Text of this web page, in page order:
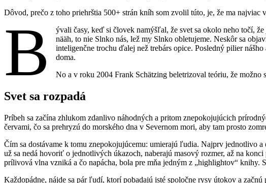
Dôvod, prečo z toho priehrštia 500+ strán kníh som zvolil túto, je, že ma najviac
B
ývali časy, keď si človek namýšľal, že svet sa okolo neho točí,
nääh, to nie Slnko nás, lež my Slnko obletujeme. Neskôr sa
inteligenčne trochu ďalej než trebárs opice. Posledný pilier
doma.
No a v roku 2004 Frank Schätzing beletrizoval teóriu, že možno
Svet sa rozpadá
Príbeh sa začína zhlukom zdanlivo náhodných a pritom znepokojujúcich
červami, čo sa prehryzú do morského dna v Severnom mori, aby tam prosto
Čím sa dostávame k tomu znepokojujúcemu: umierajú ľudia. Najprv jednotlivo
už sa nedá hovoriť o jednotlivých úkazoch, naberajú masový rozmer, až na
prílivová vlna vzniká a čo napácha, bola pre mňa jedným z „highlightov“ knihy.
Každopádne, nájde sa pár ľudí, ktorí pobadajú isté spoločne rysy útokov a